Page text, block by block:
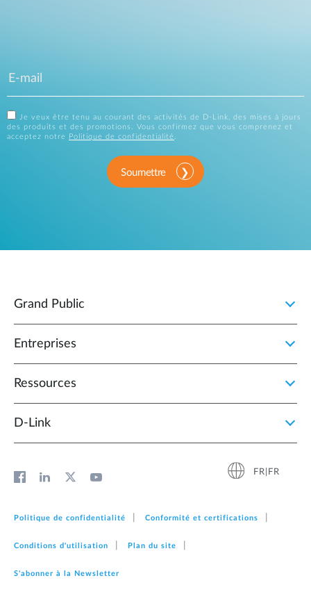
Je veux être tenu au courant des activités de D-Link, des mises à jours
des produits et des promotions. Vous confirmez que vous comprenez et
acceptez notre
Politique de confidentialité
Soumettre
Grand Public
Entreprises
Ressources
D‑Link
FR|FR
Politique de confidentialité Conformité et certifications
Conditions d'utilisation Plan du site
S'abonner à la Newsletter